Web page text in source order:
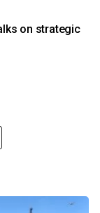
on strategic